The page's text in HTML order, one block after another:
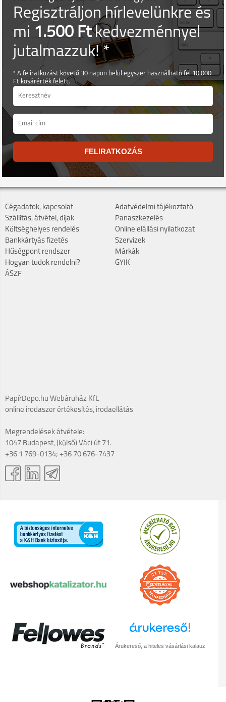
Regisztráljon hírlevelünkre és
mi1.500 Ftkedvezménnyel
jutalmazzuk! *
* A feliratkozást követő 30 napon belül egyszer használható fel 10.000
Ft kosárérték felett.
FELIRATKOZÁS
Cégadatok, kapcsolat
Szállítás, átvétel, díjak
Költséghelyes rendelés
Bankkártyás fizetés
Hűségpont rendszer
Hogyan tudok rendelni?
ÁSZF
Adatvédelmi tájékoztató
Panaszkezelés
Online elállási nyilatkozat
Szervizek
Márkák
GYIK
PapírDepo.hu Webáruház Kft.
online irodaszer értékesítés, irodaellátás
Megrendelések átvétele:
1047 Budapest, (külső) Váci út 71.
+36 1 769-0134; +36 70 676-7437
Árukereső, a hiteles vásárlási kalauz